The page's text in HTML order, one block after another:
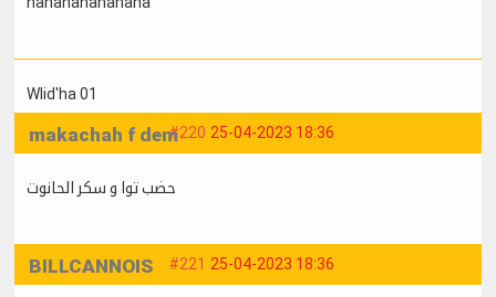
Wlid'ha 01
#220 25-04-2023 18:36
makachah f dem
حضب توا و سكر الحانوت
#221 25-04-2023 18:36
BILLCANNOIS